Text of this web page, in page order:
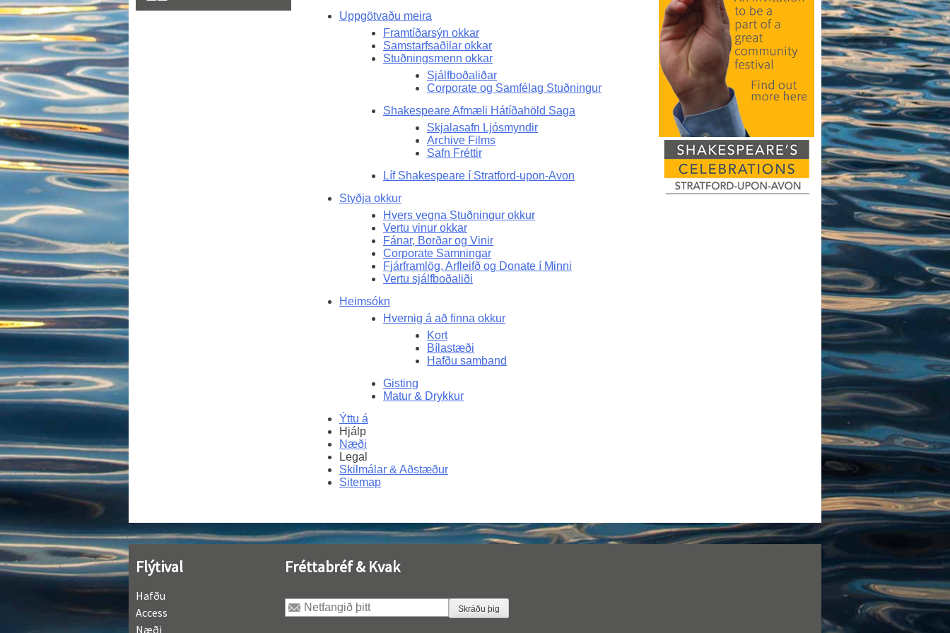
Uppgötvaðu meira
Framtíðarsýn okkar
Samstarfsaðilar okkar
Stuðningsmenn okkar
Sjálfboðaliðar
Corporate og Samfélag Stuðningur
Shakespeare Afmæli Hátíðahöld Saga
Skjalasafn Ljósmyndir
Archive Films
Safn Fréttir
Líf Shakespeare í Stratford-upon-Avon
Styðja okkur
Hvers vegna Stuðningur okkur
Vertu vinur okkar
Fánar, Borðar og Vinir
Corporate Samningar
Fjárframlög, Arfleifð og Donate í Minni
Vertu sjálfboðaliði
Heimsókn
Hvernig á að finna okkur
Kort
Bílastæði
Hafðu samband
Gisting
Matur & Drykkur
Ýttu á
Hjálp
Næði
Legal
Skilmálar & Aðstæður
Sitemap
Flýtival
Hafðu
Access
Næði
Fréttabréf & Kvak